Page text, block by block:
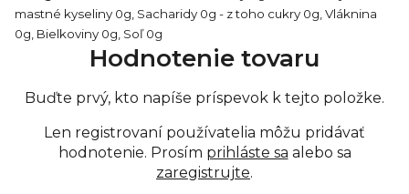
mastné kyseliny 0g, Sacharidy 0g - z toho cukry 0g, Vláknina
0g, Bielkoviny 0g, Soľ 0g
Hodnotenie tovaru
Buďte prvý, kto napíše príspevok k tejto položke.
Len registrovaní používatelia môžu pridávať
hodnotenie. Prosím prihláste sa alebo sa
zaregistrujte.